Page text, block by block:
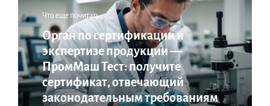
Что еще почитать:
Орган по сертификации и
экспертизе продукции —
ПромМаш Тест: получите
сертификат, отвечающий
законодательным требованиям